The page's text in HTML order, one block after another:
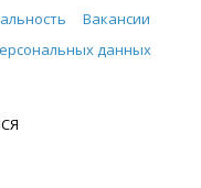
Вакансии
данных